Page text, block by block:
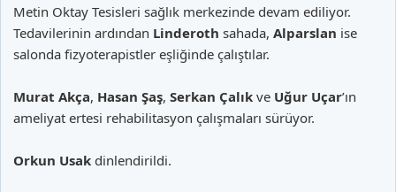
Metin Oktay Tesisleri sağlık merkezinde devam ediliyor.
Tedavilerinin ardından Linderoth sahada, Alparslan ise
salonda fizyoterapistler eşliğinde çalıştılar.
Murat Akça, Hasan Şaş, Serkan Çalık ve Uğur Uçar’ın
ameliyat ertesi rehabilitasyon çalışmaları sürüyor.
Orkun Usak dinlendirildi.